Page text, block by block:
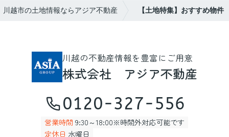
川越市の土地情報ならアジア不動産 【土地特集】おすすめ物件
川越の不動産情報を豊富にご用意
株式会社 アジア不動産
0120-327-556
営業時間 9:30～18:00※時間外対応可能です
定休日 水曜日